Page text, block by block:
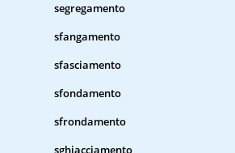
segregamento
sfangamento
sfasciamento
sfondamento
sfrondamento
sghiacciamento